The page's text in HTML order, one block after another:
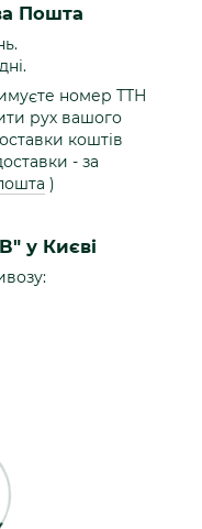
Пошта
номер ТТН
рух вашого
коштів
- за
)
у Києві